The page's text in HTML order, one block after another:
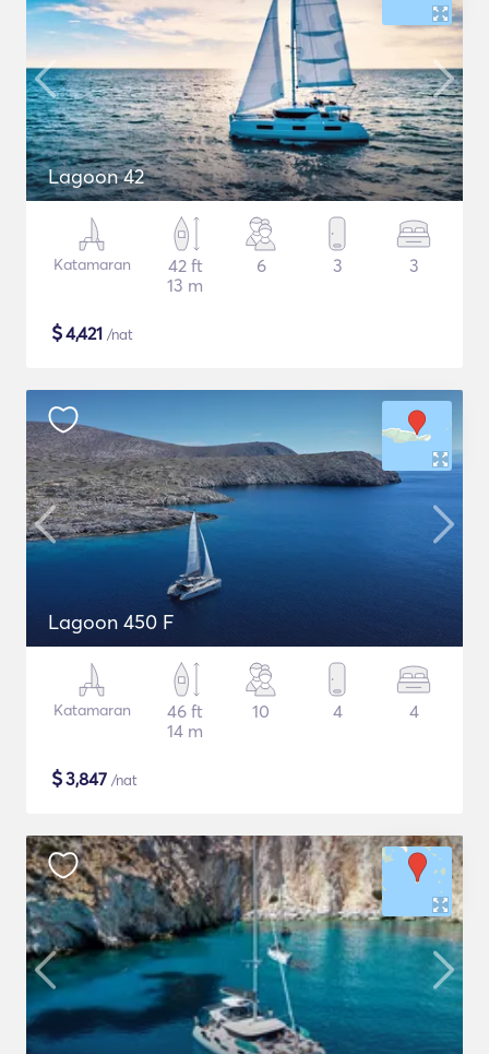
Lagoon 42
Katamaran
42 ft
13 m
6 3 3
$4,421 /nat
Lagoon 450 F
Katamaran
46 ft
14 m
10 4 4
$3,847 /nat